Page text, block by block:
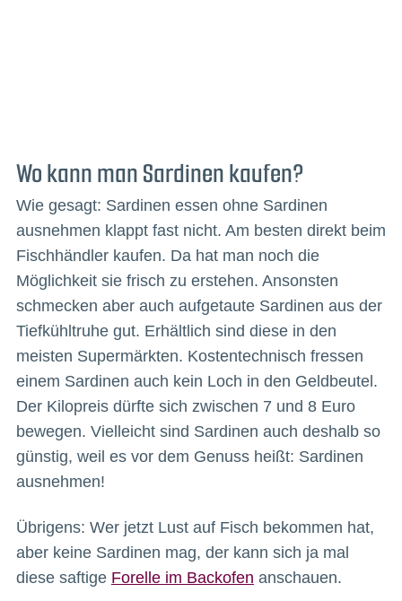
Wo kann man Sardinen kaufen?
Wie gesagt: Sardinen essen ohne Sardinen
ausnehmen klappt fast nicht. Am besten direkt beim
Fischhändler kaufen. Da hat man noch die
Möglichkeit sie frisch zu erstehen. Ansonsten
schmecken aber auch aufgetaute Sardinen aus der
Tiefkühltruhe gut. Erhältlich sind diese in den
meisten Supermärkten. Kostentechnisch fressen
einem Sardinen auch kein Loch in den Geldbeutel.
Der Kilopreis dürfte sich zwischen 7 und 8 Euro
bewegen. Vielleicht sind Sardinen auch deshalb so
günstig, weil es vor dem Genuss heißt: Sardinen
ausnehmen!
Übrigens: Wer jetzt Lust auf Fisch bekommen hat,
aber keine Sardinen mag, der kann sich ja mal
diese saftige Forelle im Backofen anschauen.